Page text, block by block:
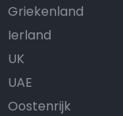
Griekenland
Ierland
UK
UAE
Oostenrijk